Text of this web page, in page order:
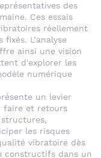
des
Ces essais
réellement
L’analyse
ainsi une vision
d'explorer les
numérique
un levier
faire et retours
structures,
les risques
vibratoire dès
constructifs dans un